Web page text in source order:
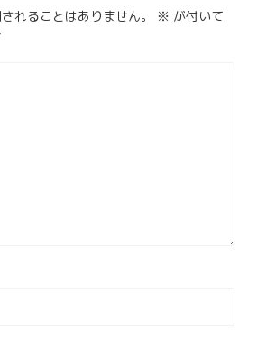
れることはありません。 ※ が付いて